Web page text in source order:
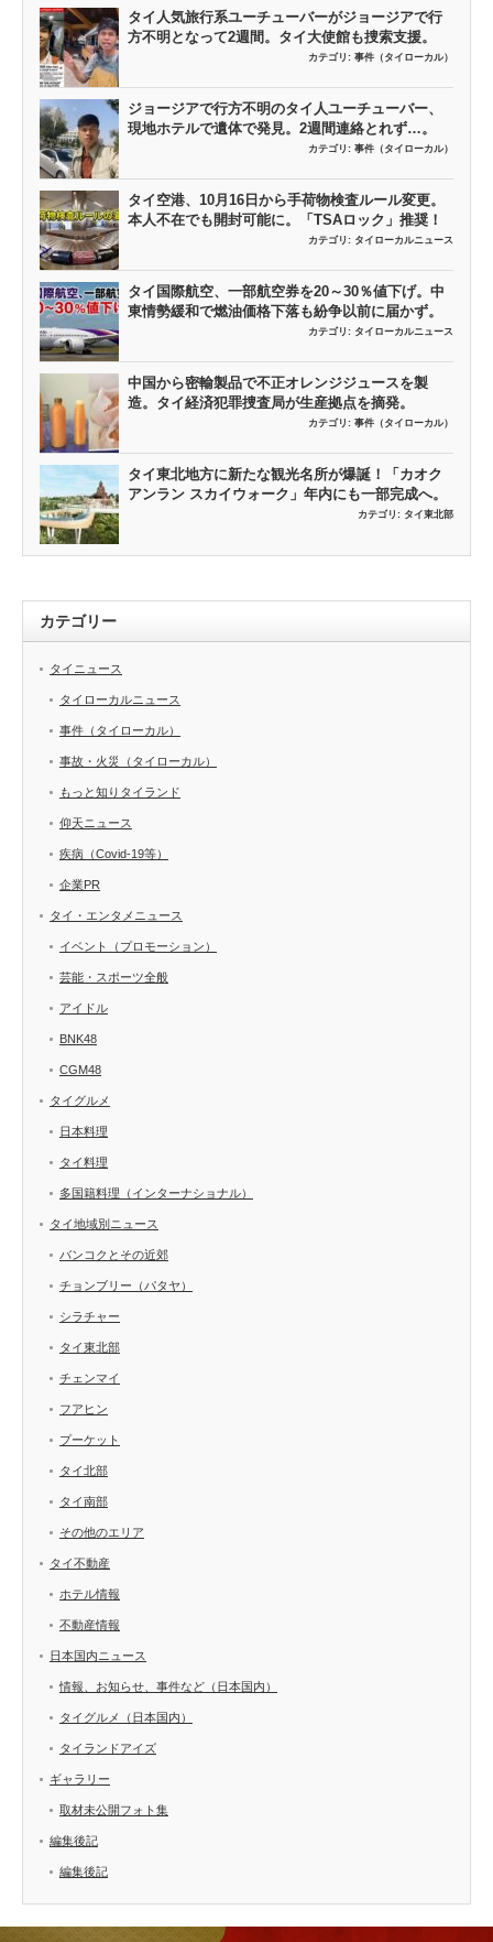
タイ人気旅行系ユーチューバーがジョージアで行
方不明となって2週間。タイ大使館も捜索支援。
カテゴリ: 事件（タイローカル）
ジョージアで行方不明のタイ人ユーチューバー、
現地ホテルで遺体で発見。2週間連絡とれず…。
カテゴリ: 事件（タイローカル）
タイ空港、10月16日から手荷物検査ルール変更。
本人不在でも開封可能に。「TSAロック」推奨！
カテゴリ: タイローカルニュース
タイ国際航空、一部航空券を20～30％値下げ。中
東情勢緩和で燃油価格下落も紛争以前に届かず。
カテゴリ: タイローカルニュース
中国から密輸製品で不正オレンジジュースを製
造。タイ経済犯罪捜査局が生産拠点を摘発。
カテゴリ: 事件（タイローカル）
タイ東北地方に新たな観光名所が爆誕！「カオク
アンラン スカイウォーク」年内にも一部完成へ。
カテゴリ: タイ東北部
カテゴリー
タイニュース
タイローカルニュース
事件（タイローカル）
事故・火災（タイローカル）
もっと知りタイランド
仰天ニュース
疾病（Covid-19等）
企業PR
タイ・エンタメニュース
イベント（プロモーション）
芸能・スポーツ全般
アイドル
BNK48
CGM48
タイグルメ
日本料理
タイ料理
多国籍料理（インターナショナル）
タイ地域別ニュース
バンコクとその近郊
チョンブリー（パタヤ）
シラチャー
タイ東北部
チェンマイ
フアヒン
プーケット
タイ北部
タイ南部
その他のエリア
タイ不動産
ホテル情報
不動産情報
日本国内ニュース
情報、お知らせ、事件など（日本国内）
タイグルメ（日本国内）
タイランドアイズ
ギャラリー
取材未公開フォト集
編集後記
編集後記